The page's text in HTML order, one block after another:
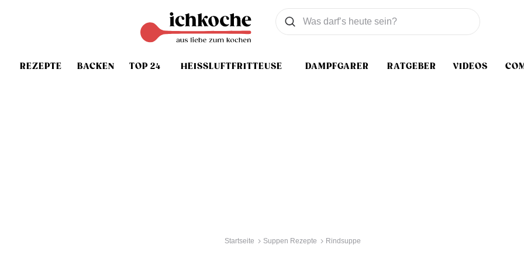
REZEPTE BACKEN TOP 24 HEISSLUFTFRITTEUSE DAMPFGARER RATGEBER VIDEOS
Was wollen Sie suchen
Suchen
Startseite Suppen Rezepte Rindsuppe